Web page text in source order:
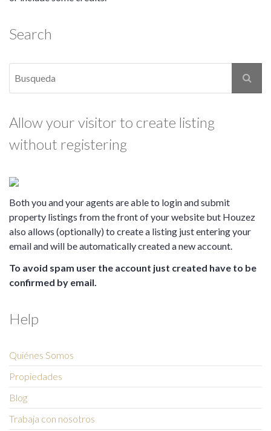
Search
Allow your visitor to create listing
without registering
Both you and your agents are able to login and submit
property listings from the front of your website but Houzez
also allows (optionally) to create a listing just entering your
email and will be automatically created a new account.
To avoid spam user the account just created have to be
confirmed by email.
Help
Quiénes Somos
Propiedades
Blog
Trabaja con nosotros